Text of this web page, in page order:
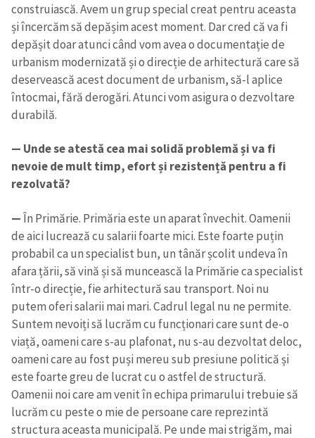
construiască. Avem un grup special creat pentru aceasta
și încercăm să depășim acest moment. Dar cred că va fi
depășit doar atunci când vom avea o documentație de
urbanism modernizată și o direcție de arhitectură care să
deservească acest document de urbanism, să-l aplice
întocmai, fără derogări. Atunci vom asigura o dezvoltare
durabilă.
— Unde se atestă cea mai solidă problemă și va fi
nevoie de mult timp, efort și rezistență pentru a fi
rezolvată?
—În Primărie. Primăria este un aparat învechit. Oamenii
de aici lucrează cu salarii foarte mici. Este foarte puțin
probabil ca un specialist bun, un tânăr școlit undeva în
afara țării, să vină și să muncească la Primărie ca specialist
într-o direcție, fie arhitectură sau transport. Noi nu
putem oferi salarii mai mari. Cadrul legal nu ne permite.
Suntem nevoiți să lucrăm cu funcționari care sunt de-o
viață, oameni care s-au plafonat, nu s-au dezvoltat deloc,
oameni care au fost puși mereu sub presiune politică și
este foarte greu de lucrat cu o astfel de structură.
Oamenii noi care am venit în echipa primarului trebuie să
lucrăm cu peste o mie de persoane care reprezintă
structura aceasta municipală. Pe unde mai strigăm, mai